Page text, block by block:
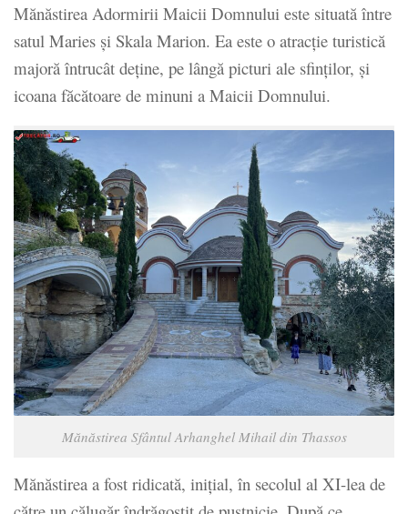
Mănăstirea Adormirii Maicii Domnului este situată între
satul Maries şi Skala Marion. Ea este o atracţie turistică
majoră întrucât deţine, pe lângă picturi ale sfinţilor, şi
icoana făcătoare de minuni a Maicii Domnului.
Mănăstirea Sfântul Arhanghel Mihail din Thassos
Mănăstirea a fost ridicată, iniţial, în secolul al XI-lea de